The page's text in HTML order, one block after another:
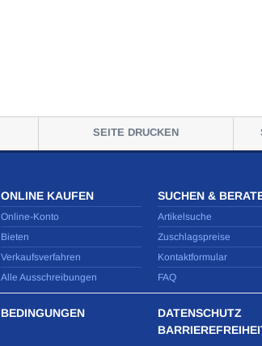
SEITE DRUCKEN
ONLINE KAUFEN
Online-Konto
Bieten
Verkaufsverfahren
Alle Ausschreibungen
SUCHEN &
Artikelsuche
Zuschlagspreise
Kontaktformular
FAQ
BEDINGUNGEN
DATENSCHUTZ